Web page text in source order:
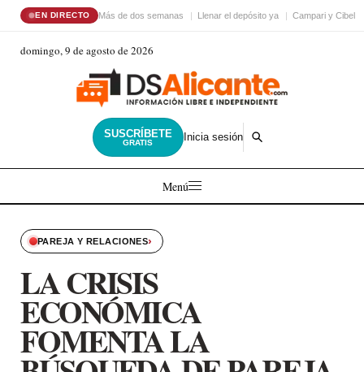
EN DIRECTO Más de dos semanas Llenar el depósito ya Campari y
domingo, 9 de agosto de 2026
SUSCRÍBETE
GRATIS Inicia sesión
Menú
PAREJA Y RELACIONES›
LA CRISIS
ECONÓMICA
FOMENTA LA